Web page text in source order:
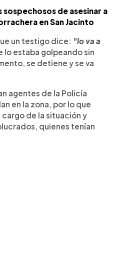
sospechosos de asesinar a
en San Jacinto
un testigo dice: "lo va a
lo estaba golpeando sin
se detiene y se va
agentes de la Policía
en la zona, por lo que
de la situación y
quienes tenían